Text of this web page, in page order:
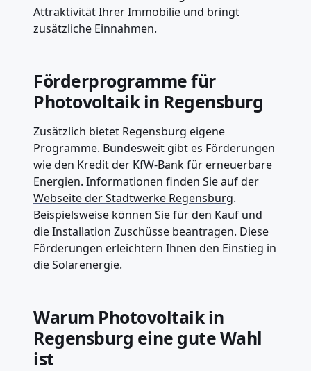
Attraktivität Ihrer Immobilie und bringt
zusätzliche Einnahmen.
Förderprogramme für
Photovoltaik in Regensburg
Zusätzlich bietet Regensburg eigene
Programme. Bundesweit gibt es Förderungen
wie den Kredit der KfW-Bank für erneuerbare
Energien. Informationen finden Sie auf der
Webseite der Stadtwerke Regensburg.
Beispielsweise können Sie für den Kauf und
die Installation Zuschüsse beantragen. Diese
Förderungen erleichtern Ihnen den Einstieg in
die Solarenergie.
Warum Photovoltaik in
Regensburg eine gute Wahl
ist